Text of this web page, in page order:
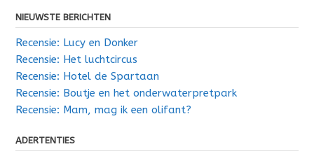
NIEUWSTE BERICHTEN
Recensie: Lucy en Donker
Recensie: Het luchtcircus
Recensie: Hotel de Spartaan
Recensie: Boutje en het onderwaterpretpark
Recensie: Mam, mag ik een olifant?
ADERTENTIES